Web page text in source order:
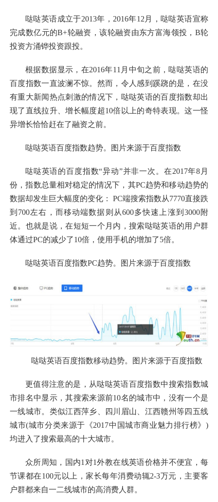
哒哒英语成立于2013年，2016年12月，哒哒英语宣称
完成数亿元的B+轮融资，该轮融资由东方富海领投，B轮
投资方涌铧投资跟投。
根据数据显示，在2016年11月中旬之前，哒哒英语的
百度指数一直波澜不惊。然而，令人感到蹊跷的是，在没
有重大新闻热点刺激的情况下，哒哒英语的百度指数却出
现了直线拉升、增长幅度超10倍以上的奇特表现。这一怪
异增长恰恰赶在了融资之前。
哒哒英语百度指数趋势。图片来源于百度指数
哒哒英语的百度指数“异动”并非一次。在2017年8月
份，指数总量相对稳定的情况下，其PC趋势和移动趋势的
数据却发生巨大幅度的变化： PC端搜索指数从7770直接跌
到700左右，而移动端数据则从600多快速上涨到3000附
近。也就是说，在短短一个月内，搜索哒哒英语的用户群
体通过PC的减少了10倍，使用手机的增加了5倍。
哒哒英语百度指数PC趋势。图片来源于百度指数
哒哒英语百度指数移动趋势。图片来源于百度指数
更值得注意的是，从哒哒英语百度指数中搜索指数城
市排名中显示，其搜索来源前10名的城市中，没有一个是
一线城市。类似江西萍乡、四川眉山、江西赣州等四五线
城市(城市分类来源于《2017中国城市商业魅力排行榜》)
均进入了搜索最高的十大城市。
众所周知，国内1对1外教在线英语价格并不便宜，每
节课都在100元以上，家长每年消费动辄2-3万元，主要客
户群都来自一二线城市的高消费人群。